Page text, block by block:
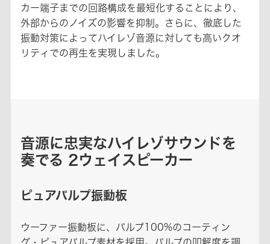
カー端子までの回路構成を最短化することにより、
外部からのノイズの影響を抑制。さらに、徹底した
振動対策によってハイレゾ音源に対しても高いクオ
リティでの再生を実現しました。
音源に忠実なハイレゾサウンドを
奏でる 2ウェイスピーカー
ピュアパルプ振動板
ウーファー振動板に、パルプ100%のコーティン